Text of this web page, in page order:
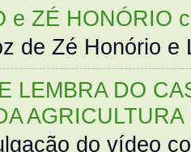
e ZÉ HONÓRIO
de Zé Honório
LEMBRA DO
AGRICULTURA
do vídeo